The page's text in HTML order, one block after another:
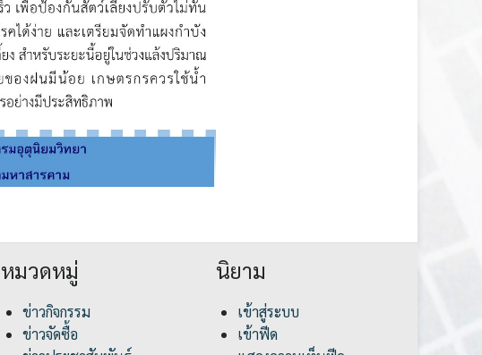
หมวดหมู่
ข่าวกิจกรรม
ข่าวจัดซื้อ
นิยาม
เข้าสู่ระบบ
เข้าฟีด